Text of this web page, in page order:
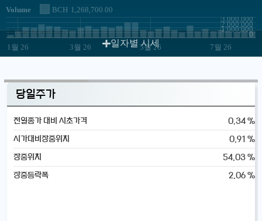
Volume BCH 1,268,700.00
1월 26 3월 26 5월 26 7월 26
0
1,000,000
2,000,000
3,000,000
JS chart by amCharts
일자별 시세
당일주가
전일종가 대비 시초가격 0.34 %
시가대비장중위치 0.91 %
장중위치 54.03 %
장중등락폭 2.06 %